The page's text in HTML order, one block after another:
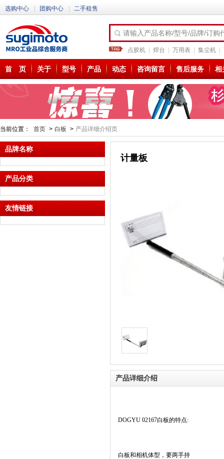
选购中心 团购中心 二手租售
请输入产品名称/型号/品牌/订购
点胶机 焊台 万用表 集尘机
首 页 关于 型号 产品 动态 咨询留言 售后服务 相
当前位置： 首页 > 白板 > 产品详细介绍页
品牌名称
产品分类
友情链接
计量板
产品详细介绍
DOGYU 02167白板的特点:
白板和相机体型，要两手持